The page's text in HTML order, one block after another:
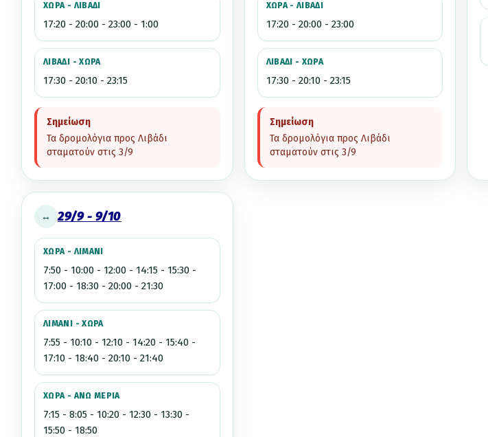
ΧΩΡΑ - ΛΙΒΑΔΙ
17:20 - 20:00 - 23:00 - 1:00
ΛΙΒΑΔΙ - ΧΩΡΑ
17:30 - 20:10 - 23:15
Σημείωση
Τα δρομολόγια προς Λιβάδι
σταματούν στις 3/9
ΧΩΡΑ - ΛΙΒΑΔΙ
17:20 - 20:00 - 23:00
ΛΙΒΑΔΙ - ΧΩΡΑ
17:30 - 20:10 - 23:15
Σημείωση
Τα δρομολόγια προς Λιβάδι
σταματούν στις 3/9
↔ 29/9 - 9/10
ΧΩΡΑ - ΛΙΜΑΝΙ
7:50 - 10:00 - 12:00 - 14:15 - 15:30 -
17:00 - 18:30 - 20:00 - 21:30
ΛΙΜΑΝΙ - ΧΩΡΑ
7:55 - 10:10 - 12:10 - 14:20 - 15:40 -
17:10 - 18:40 - 20:10 - 21:40
ΧΩΡΑ - ΑΝΩ ΜΕΡΙΑ
7:15 - 8:05 - 10:20 - 12:30 - 13:30 -
15:50 - 18:50